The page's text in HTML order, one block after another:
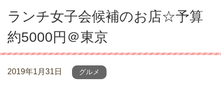
ランチ女子会候補のお店☆予算
約5000円＠東京
2019年1月31日 グルメ